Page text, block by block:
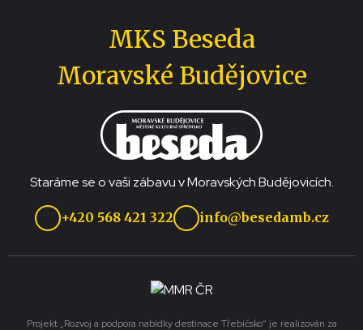
MKS Beseda
Moravské Budějovice
Staráme se o vaši zábavu v Moravských Budějovicích.
+420 568 421 322 info@besedamb.cz
Projekt „Rozvoj a podpora nabídky destinace Třebíčsko“ je realizován za